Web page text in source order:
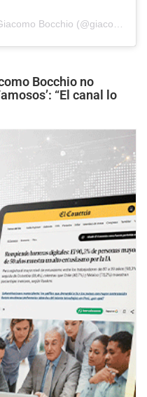
Bocchio no
“El canal lo